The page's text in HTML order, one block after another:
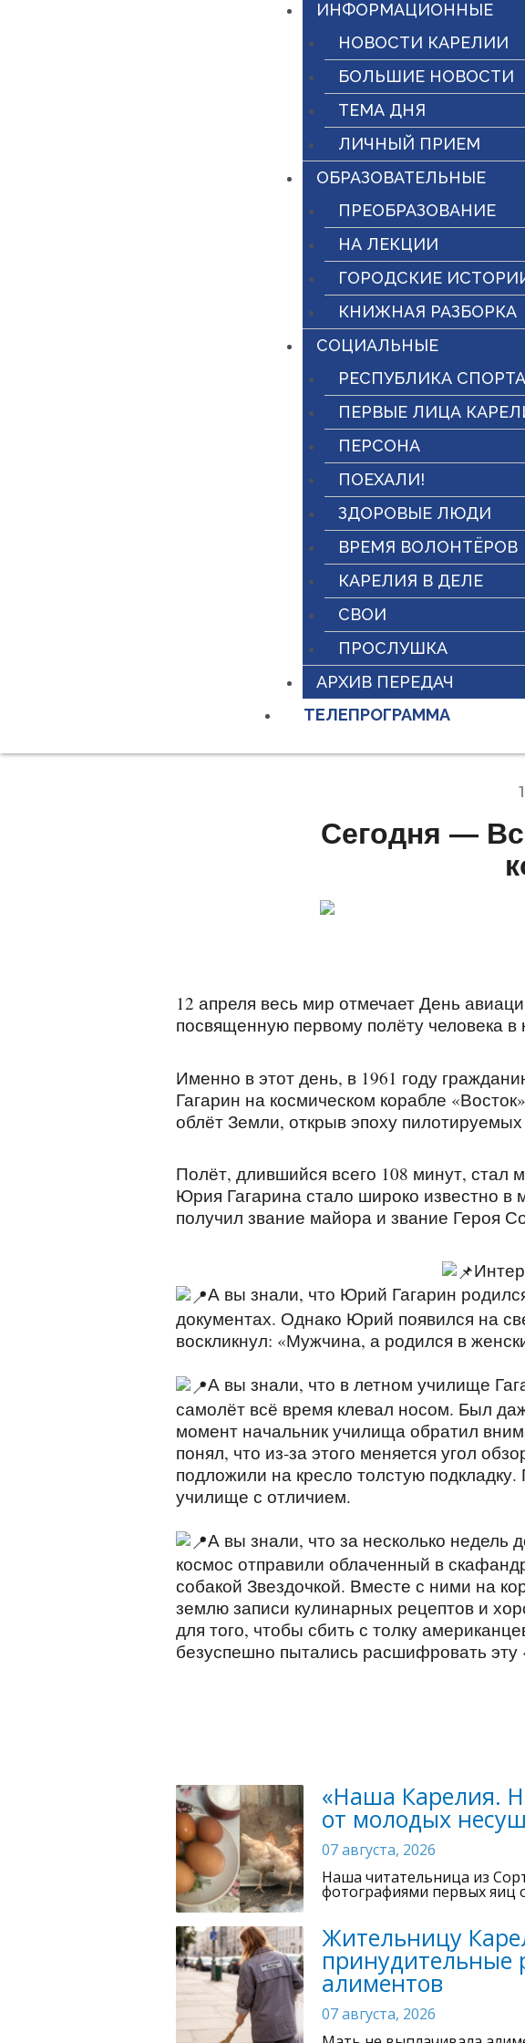
ИНФОРМАЦИОННЫЕ
НОВОСТИ КАРЕЛИИ
БОЛЬШИЕ НОВОСТИ
ТЕМА ДНЯ
ЛИЧНЫЙ ПРИЕМ
ОБРАЗОВАТЕЛЬНЫЕ
ПРЕОБРАЗОВАНИЕ
НА ЛЕКЦИИ
ГОРОДСКИЕ
КНИЖНАЯ РАЗБОРКА
СОЦИАЛЬНЫЕ
РЕСПУБЛИКА СПОРТА
ПЕРВЫЕ ЛИЦА
ПЕРСОНА
ПОЕХАЛИ!
ЗДОРОВЫЕ ЛЮДИ
ВРЕМЯ ВОЛОНТЁРОВ
КАРЕЛИЯ В ДЕЛЕ
СВОИ
ПРОСЛУШКА
АРХИВ ПЕРЕДАЧ
ТЕЛЕПРОГРАММА
Сегодня —
12 апреля весь мир отмечает День
посвященную первому полёту человека в
Именно в этот день, в 1961 году
Гагарин на космическом корабле
облёт Земли, открыв эпоху пилотируемых
Полёт, длившийся всего 108 минут,
Юрия Гагарина стало широко известно
получил звание майора и звание Героя
А вы знали, что Юрий Гагарин
документах. Однако Юрий появился на
воскликнул: «Мужчина, а родился в
А вы знали, что в летном училище
самолёт всё время клевал носом. Был
момент начальник училища обратил
понял, что из-за этого меняется угол
подложили на кресло толстую
училище с отличием.
А вы знали, что за несколько недель
космос отправили облаченный в
собакой Звездочкой. Вместе с ними на
землю записи кулинарных рецептов и
для того, чтобы сбить с толку
безуспешно пытались расшифровать
«Наша Карелия.
от молодых
07 августа, 2026
Наша читательница из
фотографиями первых яиц
Жительницу
принудительные
алиментов
07 августа, 2026